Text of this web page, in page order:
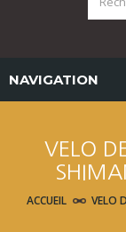
NAVIGATION
VELO
ACCUEIL
VELO